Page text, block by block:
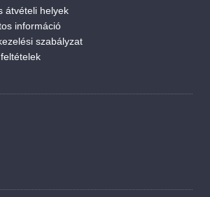
átvételi helyek
információ
szabályzat